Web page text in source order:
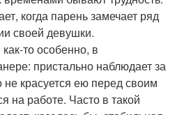
когда парень замечает ряд
своей девушки.
то особенно, в
пристально наблюдает за
красуется ею перед своим
на работе. Часто в такой